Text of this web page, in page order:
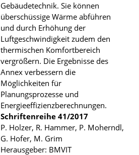
r
P
u
b
l
i
k
a
t
i
o
Gebäudetechnik. Sie können
überschüssige Wärme abführen
und durch Erhöhung der
Luftgeschwindigkeit zudem den
thermischen Komfortbereich
vergrößern. Die Ergebnisse des
Annex verbessern die
Möglichkeiten für
Planungsprozesse und
Energieeffizienzberechnungen.
Schriftenreihe 41/2017
P. Holzer, R. Hammer, P. Moherndl,
G. Hofer, M. Grim
Herausgeber: BMVIT